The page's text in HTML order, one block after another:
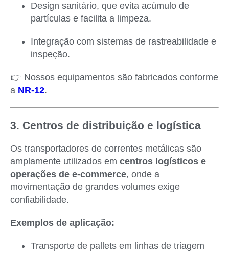
Design sanitário, que evita acúmulo de
partículas e facilita a limpeza.
Integração com sistemas de rastreabilidade e
inspeção.
👉 Nossos equipamentos são fabricados conforme
a NR-12.
3. Centros de distribuição e logística
Os transportadores de correntes metálicas são
amplamente utilizados em centros logísticos e
operações de e-commerce, onde a
movimentação de grandes volumes exige
confiabilidade.
Exemplos de aplicação:
Transporte de pallets em linhas de triagem